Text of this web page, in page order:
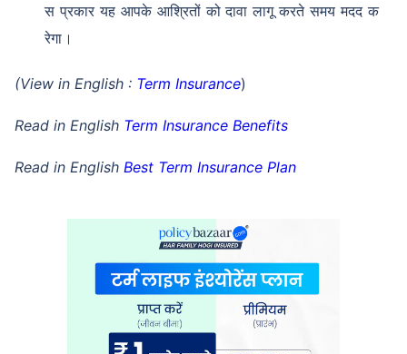
स प्रकार यह आपके आश्रितों को दावा लागू करते समय मदद क
रेगा।
(View in English : Term Insurance)
Read in English Term Insurance Benefits
Read in English Best Term Insurance Plan